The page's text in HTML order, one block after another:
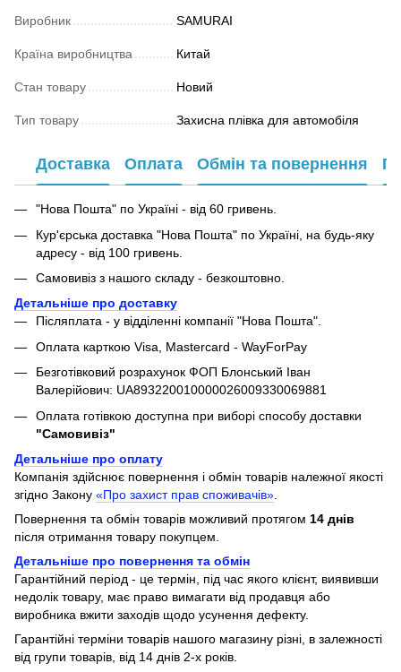
Виробник SAMURAI
Країна виробництва Китай
Стан товару Новий
Тип товару Захисна плівка для автомобіля
Доставка Оплата Обмін та повернення
"Нова Пошта" по Україні - від 60 гривень.
Кур'єрська доставка "Нова Пошта" по Україні, на будь-яку
адресу - від 100 гривень.
Самовивіз з нашого складу - безкоштовно.
Детальніше про доставку
Післяплата - у відділенні компанії "Нова Пошта".
Оплата карткою Visa, Mastercard - WayForPay
Безготівковий розрахунок ФОП Блонський Іван
Валерійович: UA893220010000026009330069881
Оплата готівкою доступна при виборі способу доставки
"Самовивіз"
Детальніше про оплату
Компанія здійснює повернення і обмін товарів належної якості
згідно Закону «Про захист прав споживачів»
Повернення та обмін товарів можливий протягом 14 днів
після отримання товару покупцем.
Детальніше про повернення та обмін
Гарантійний період - це термін, під час якого клієнт, виявивши
недолік товару, має право вимагати від продавця або
виробника вжити заходів щодо усунення дефекту.
Гарантійні терміни товарів нашого магазину різні, в залежності
від групи товарів, від 14 днів 2-х років.